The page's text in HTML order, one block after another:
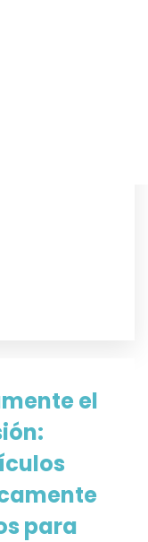
el
para